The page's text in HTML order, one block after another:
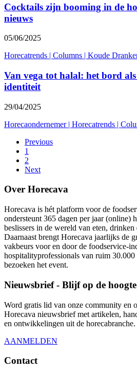
Cocktails zijn booming in de
nieuws
05/06/2025
Horecatrends | Columns | Koude
Van vega tot halal: het bord
identiteit
29/04/2025
Horecaondernemer| Horecatrends |
Previous
1
2
Next
Over Horecava
Horecava is hét platform voor de
ondersteunt 365 dagen per jaar (online)
beslissers in de wereld van eten, drinken
Daarnaast brengt Horecava jaarlijks de
vakbeurs voor en door de foodservice-
hospitalityprofessionals van ruim 30.000
bezoeken het event.
Nieuwsbrief - Blijf op de hoogte
Word gratis lid van onze community en
Horecava nieuwsbrief met artikelen,
en ontwikkelingen uit de horecabranche.
AANMELDEN
Contact